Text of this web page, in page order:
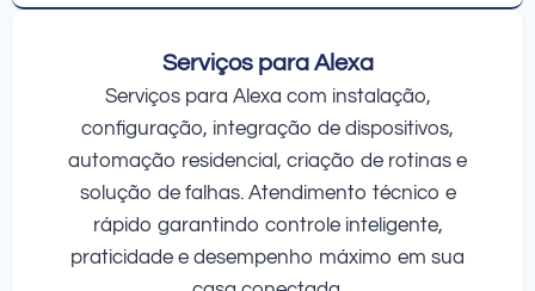
Serviços para Alexa
Serviços para Alexa com instalação,
configuração, integração de dispositivos,
automação residencial, criação de rotinas e
solução de falhas. Atendimento técnico e
rápido garantindo controle inteligente,
praticidade e desempenho máximo em sua